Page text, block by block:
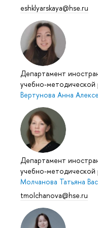
eshklyarskaya@hse.ru
Департамент
учебно-методической
Вертунова Анна
Департамент
учебно-методической
Молчанова Татьяна
tmolchanova@hse.ru